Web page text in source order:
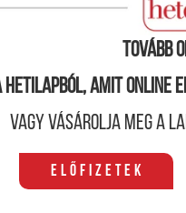
Tovább
hetilapból, amit
Vagy vásárolja meg a
Előfizetek